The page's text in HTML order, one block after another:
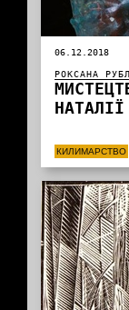
06.12.2018
РОКСАНА
КИЛИМАРСТВО